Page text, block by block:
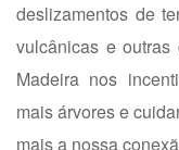
deslizamentos de
vulcânicas e
Madeira nos
mais árvores e
mais a nossa